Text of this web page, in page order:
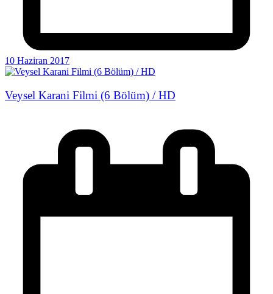
10 Haziran 2017
Veysel Karani Filmi (6 Bölüm) / HD